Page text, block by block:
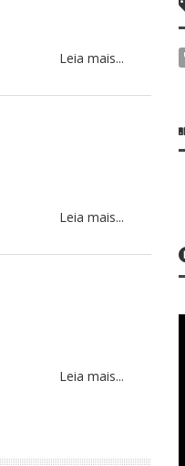
Leia mais...
Leia mais...
Leia mais...